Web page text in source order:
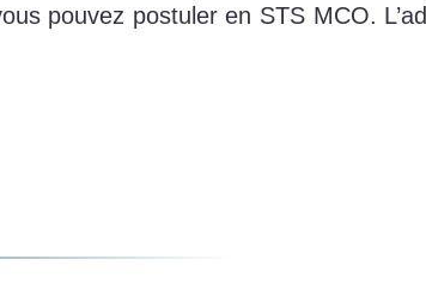
pouvez postuler en STS MCO.